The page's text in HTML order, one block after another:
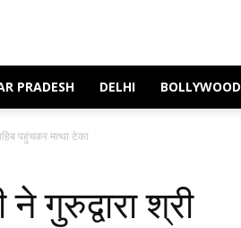
PRADESH DELHI BOLLYWOOD
पहुंचकर मत्था टेका
गुरुद्वारा श्री